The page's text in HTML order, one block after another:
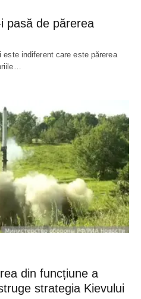
pasă de părerea
indiferent care este părerea
din funcțiune a
strategia Kievului